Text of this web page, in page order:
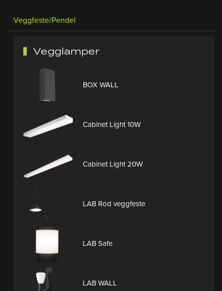
Veggfeste/Pendel
Vegglamper
BOX WALL
Cabinet Light 10W
Cabinet Light 20W
LAB Rod veggfeste
LAB Safe
LAB WALL